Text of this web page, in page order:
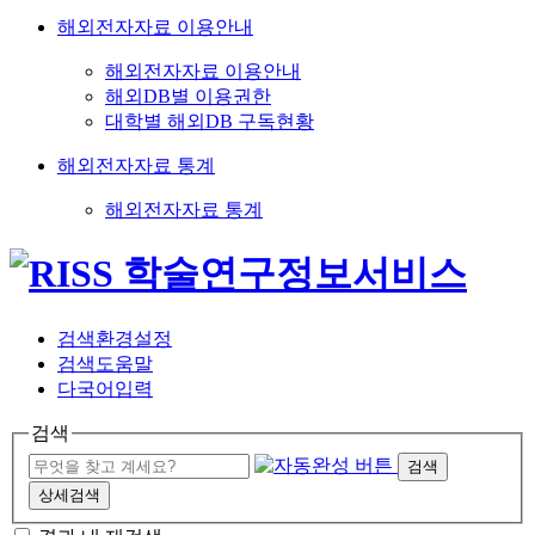
해외전자자료 이용안내
해외전자자료 이용안내
해외DB별 이용권한
대학별 해외DB 구독현황
해외전자자료 통계
해외전자자료 통계
검색환경설정
검색도움말
다국어입력
검색
검색
상세검색